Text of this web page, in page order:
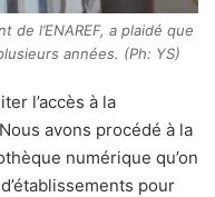
l’ENAREF, a plaidé que
années. (Ph: YS)
l’accès à la
avons procédé à la
numérique qu’on
pour